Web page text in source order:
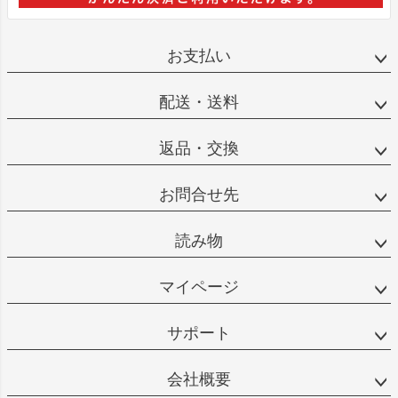
お支払い
配送・送料
返品・交換
お問合せ先
読み物
マイページ
サポート
会社概要